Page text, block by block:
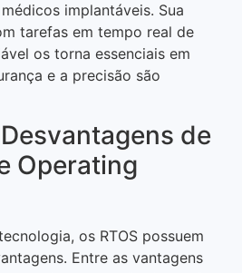
implantáveis. Sua
tarefas em tempo real de
os torna essenciais em
e a precisão são
de
Operating
os RTOS possuem
Entre as vantagens